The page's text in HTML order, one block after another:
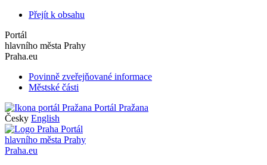
Přejít k obsahu
Portál
hlavního města Prahy
Praha.eu
Povinně zveřejňované informace
Městské části
Portál Pražana
Česky English
Portál
hlavního města Prahy
Praha.eu